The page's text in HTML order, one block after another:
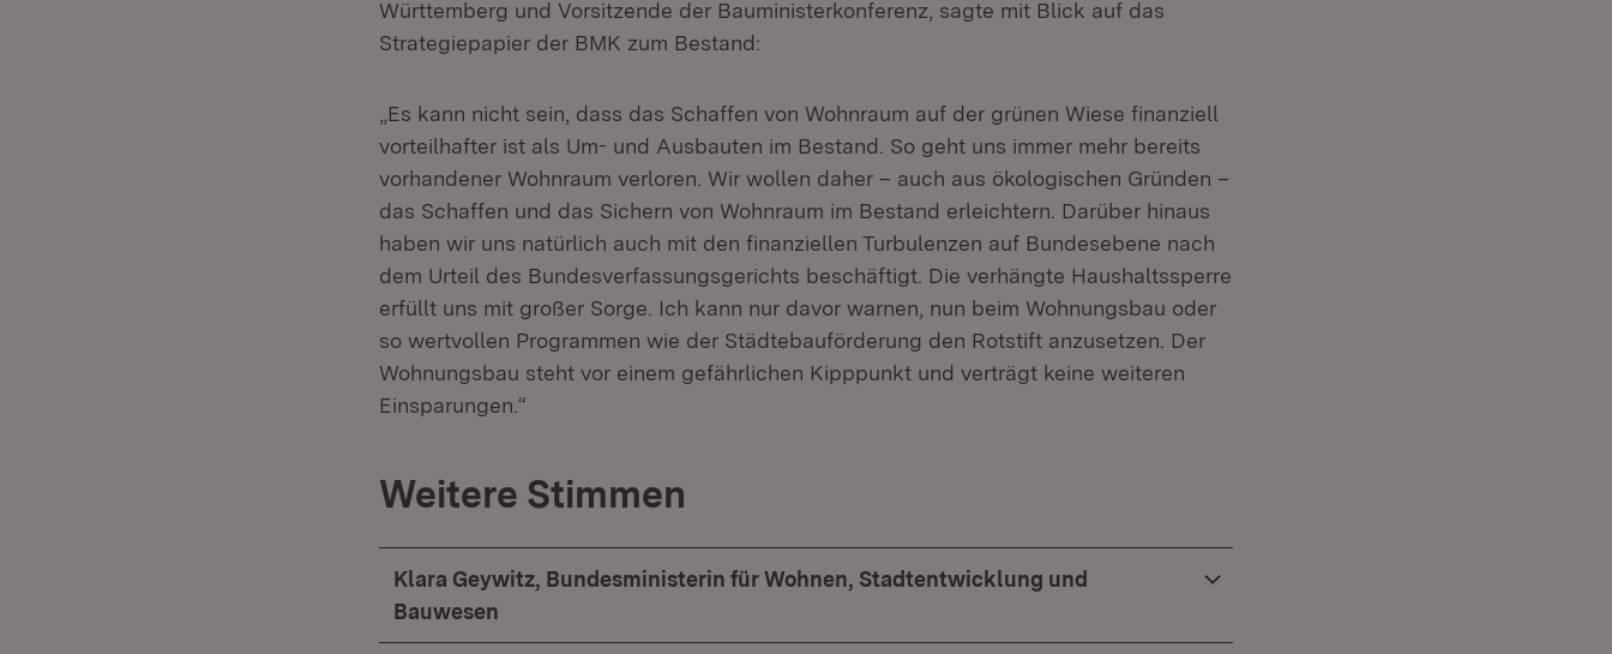
Württemberg und Vorsitzende der Bauministerkonferenz, sagte mit Blick auf das
Strategiepapier der BMK zum Bestand:
„Es kann nicht sein, dass das Schaffen von Wohnraum auf der grünen Wiese finanziell
vorteilhafter ist als Um- und Ausbauten im Bestand. So geht uns immer mehr bereits
vorhandener Wohnraum verloren. Wir wollen daher – auch aus ökologischen Gründen –
das Schaffen und das Sichern von Wohnraum im Bestand erleichtern. Darüber hinaus
haben wir uns natürlich auch mit den finanziellen Turbulenzen auf Bundesebene nach
dem Urteil des Bundesverfassungsgerichts beschäftigt. Die verhängte Haushaltssperre
erfüllt uns mit großer Sorge. Ich kann nur davor warnen, nun beim Wohnungsbau oder
so wertvollen Programmen wie der Städtebauförderung den Rotstift anzusetzen. Der
Wohnungsbau steht vor einem gefährlichen Kipppunkt und verträgt keine weiteren
Einsparungen.“
Weitere Stimmen
Klara Geywitz, Bundesministerin für Wohnen, Stadtentwicklung und
Bauwesen